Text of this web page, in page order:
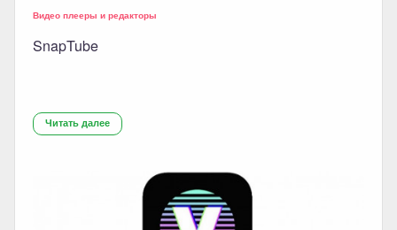
Видео плееры и редакторы
SnapTube
Читать далее